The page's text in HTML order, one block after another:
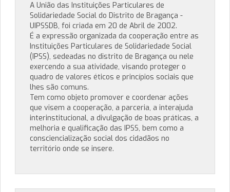
A União das Instituições Particulares de
Solidariedade Social do Distrito de Bragança -
UIPSSDB, foi criada em 20 de Abril de 2002.
É a expressão organizada da cooperação entre as
Instituições Particulares de Solidariedade Social
(IPSS), sedeadas no distrito de Bragança ou nele
exercendo a sua atividade, visando proteger o
quadro de valores éticos e princípios sociais que
lhes são comuns.
Tem como objeto promover e coordenar ações
que visem a cooperação, a parceria, a interajuda
interinstitucional, a divulgação de boas práticas, a
melhoria e qualificação das IPSS, bem como a
consciencialização social dos cidadãos no
território onde se insere.